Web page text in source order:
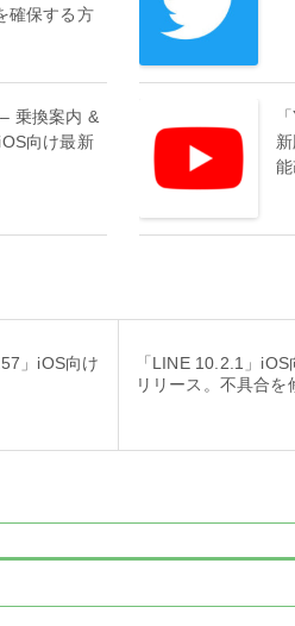
確保する方
乗換案内 &
向け最新
」iOS向け
「LINE 10.2.1」
リリース。不具合を